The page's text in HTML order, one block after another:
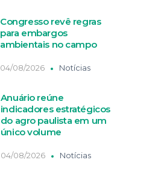
Congresso revê regras
para embargos
ambientais no campo
04/08/2026 Notícias
Anuário reúne
indicadores estratégicos
do agro paulista em um
único volume
04/08/2026 Notícias